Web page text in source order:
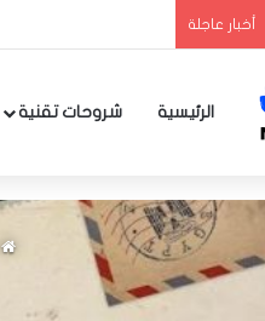
أخبار عاجلة
الرئيسية شروحات تقنية